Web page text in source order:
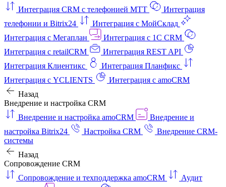
Интеграция CRM с телефонией МТТ
Интеграция
телефонии и Bitrix24
Интеграция с МойСклад
Интеграция с Мегаплан
Интеграция с 1C CRM
Интеграция с retailCRM
Интеграция REST API
Интеграция Клиентикс
Интеграция Планфикс
Интеграция с YCLIENTS
Интеграция с amoCRM
Назад
Внедрение и настройка CRM
Внедрение и настройка amoCRM
Внедрение и
настройка Bitrix24
Настройка CRM
Внедрение CRM-
системы
Назад
Сопровождение CRM
Сопровождение и техподдержка amoCRM
Аудит